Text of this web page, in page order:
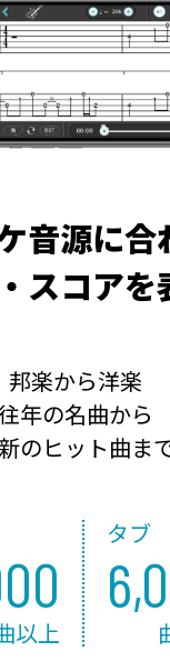
音源に合
スコアを
邦楽から洋楽
年の名曲から
のヒット曲ま
以上
タブ